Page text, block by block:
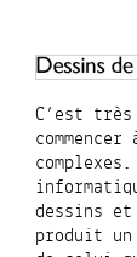
C’est
dessins et
produit